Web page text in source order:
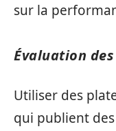
sur la
Évaluation
Utiliser des
qui publient